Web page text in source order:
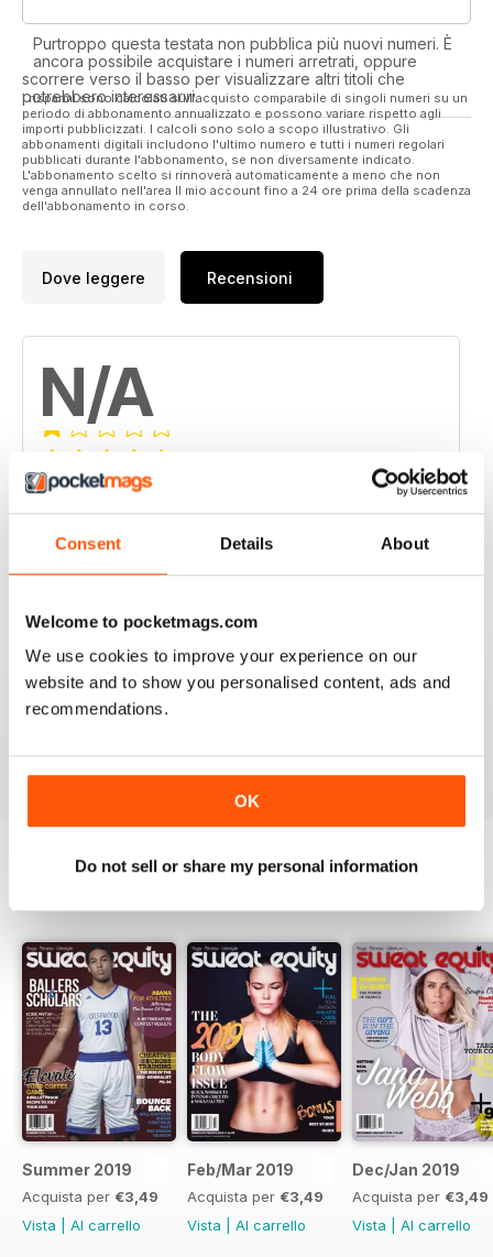
Consent Details About
Welcome to pocketmags.com
We use cookies to improve your experience on our
website and to show you personalised content, ads and
recommendations.
OK
Do not sell or share my personal information
Purtroppo questa testata non pubblica più nuovi numeri. È
ancora possibile acquistare i numeri arretrati, oppure
scorrere verso il basso per visualizzare altri titoli che
potrebbero interessarvi.
I risparmi sono calcolati sull'acquisto comparabile di singoli numeri su un
periodo di abbonamento annualizzato e possono variare rispetto agli
importi pubblicizzati. I calcoli sono solo a scopo illustrativo. Gli
abbonamenti digitali includono l'ultimo numero e tutti i numeri regolari
pubblicati durante l'abbonamento, se non diversamente indicato.
L'abbonamento scelto si rinnoverà automaticamente a meno che non
venga annullato nell'area Il mio account fino a 24 ore prima della scadenza
dell'abbonamento in corso.
Dove leggere Recensioni
N/A
Basato su 0 Recensioni dei clienti
2
1 0
Summer 2019
Acquista per €3,49
Vista
Al carrello
Feb/Mar 2019
Acquista per €3,49
Vista
Al carrello
Dec/Jan 2019
Acquista per €3,49
Vista
Al carrello